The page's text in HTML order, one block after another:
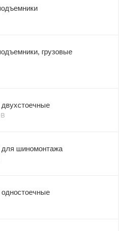
грузовые
шиномонтажа